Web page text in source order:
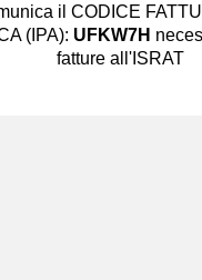
il CODICE
(IPA): UFKW7H
fatture all'ISRAT